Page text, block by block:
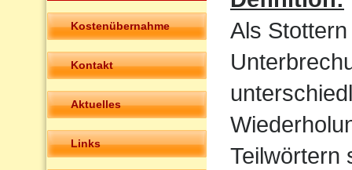
Kostenübernahme
Kontakt
Aktuelles
Links
Als
Teilwörtern